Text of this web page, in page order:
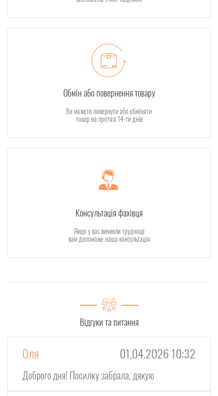
Обмін або повернення товару
Ви можете повернути або обміняти
товар на протязі 14-ти днів
Консультація фахівця
Якщо у вас виникли труднощі
вам допоможе наша консультація
Відгуки та питання
Оля 01.04.2026 10:32
Доброго дня! Посилку забрала, дякую